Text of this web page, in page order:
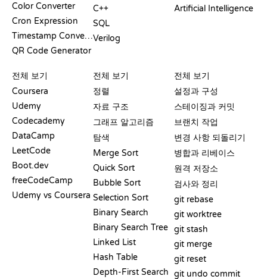
Color Converter
Cron Expression
Timestamp Converter
QR Code Generator
C++
SQL
Verilog
Artificial Intelligence
전체 보기
Coursera
Udemy
Codecademy
DataCamp
LeetCode
Boot.dev
freeCodeCamp
Udemy vs Coursera
전체 보기
정렬
자료 구조
그래프 알고리즘
탐색
Merge Sort
Quick Sort
Bubble Sort
Selection Sort
Binary Search
Binary Search Tree
Linked List
Hash Table
Depth-First Search
전체 보기
설정과 구성
스테이징과 커밋
브랜치 작업
변경 사항 되돌리기
병합과 리베이스
원격 저장소
검사와 정리
git rebase
git worktree
git stash
git merge
git reset
git undo commit